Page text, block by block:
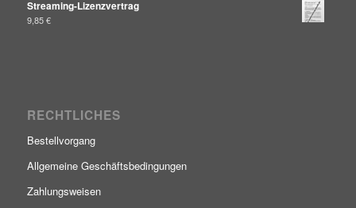
Streaming-Lizenzvertrag
9,85€
RECHTLICHES
Bestellvorgang
Allgemeine Geschäftsbedingungen
Zahlungsweisen